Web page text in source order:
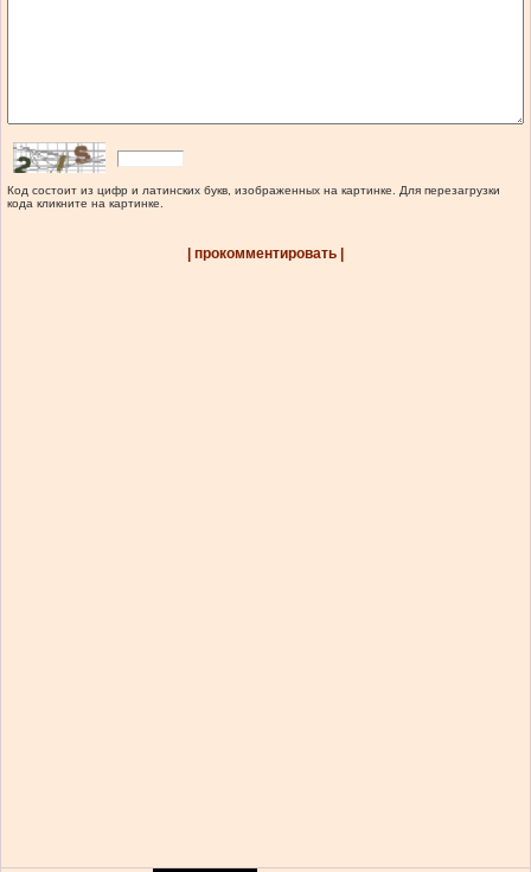
Код состоит из цифр и латинских букв, изображенных на картинке. Для перезагрузки
кода кликните на картинке.
| прокомментировать |